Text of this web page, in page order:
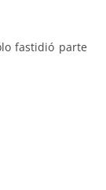
fastidió parte